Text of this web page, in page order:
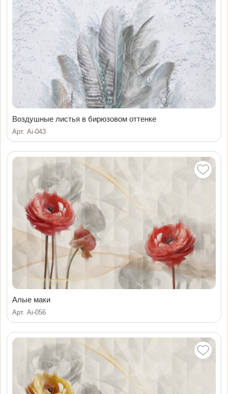
Воздушные листья в бирюзовом оттенке
Арт. Ai-043
Алые маки
Арт. Ai-056